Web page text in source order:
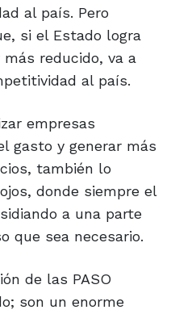
al país. Pero
si el Estado logra
reducido, va a
al país.
empresas
gasto y generar más
también lo
donde siempre el
a una parte
que sea necesario.
de las PASO
son un enorme